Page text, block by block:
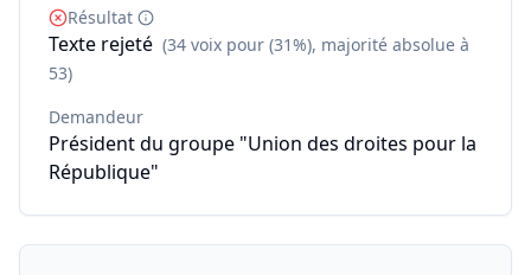
Résultat
Texte rejeté (34 voix pour (31%), majorité absolue à
53)
Demandeur
Président du groupe "Union des droites pour la
République"